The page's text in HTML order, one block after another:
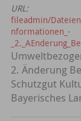
URL:
fileadmin/
nformationen_-
2. Änderung
Schutzgut
Bayerisches